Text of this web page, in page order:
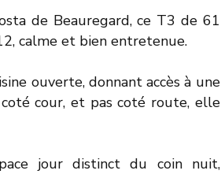
de Beauregard, ce T3 de 61
calme et bien entretenue.
ouverte, donnant accès à une
cour, et pas coté route, elle
jour distinct du coin nuit,